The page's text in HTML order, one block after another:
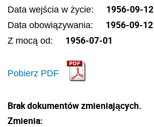
Data wejścia w życie: 1956-09-12
Data obowiązywania: 1956-09-12
Z mocą od: 1956-07-01
Pobierz PDF
Brak dokumentów zmieniających.
Zmienia: